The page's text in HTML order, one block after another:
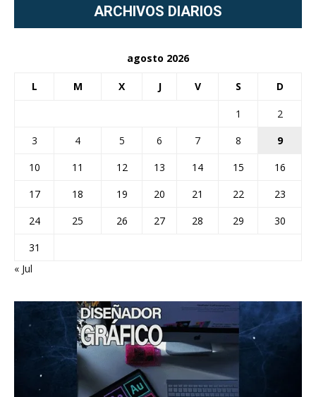
ARCHIVOS DIARIOS
agosto 2026
L M X J V S D
1
2
3
4 5 6 7 8
9
10
11 12 13 14 15
16
17
18 19 20 21 22
23
24
25 26 27 28 29
30
31
« Jul